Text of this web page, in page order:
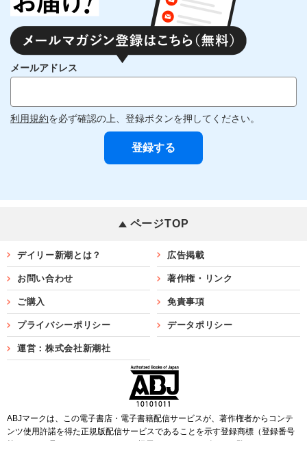
メールアドレス
利用規約を必ず確認の上、登録ボタンを押してください。
ページTOP
デイリー新潮とは？ 広告掲載
お問い合わせ 著作権・リンク
ご購入 免責事項
プライバシーポリシー データポリシー
運営：株式会社新潮社
ABJマークは、この電子書店・電子書籍配信サービスが、著作権者からコンテ
ンツ使用許諾を得た正規版配信サービスであることを示す登録商標（登録番号